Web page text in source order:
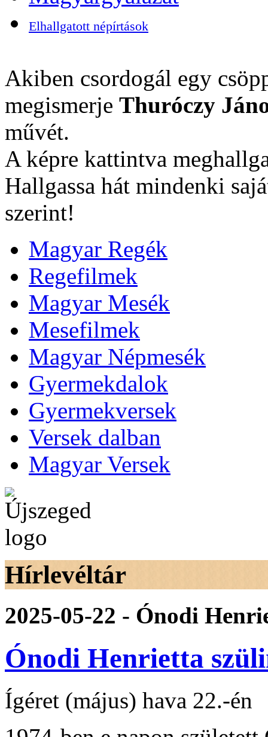
Elhallgatott népírtások
Akiben csordogál egy
megismerje Thuróczy
művét.
A képre kattintva
Hallgassa hát mindenki
szerint!
Magyar Regék
Regefilmek
Magyar Mesék
Mesefilmek
Magyar Népmesék
Gyermekdalok
Gyermekversek
Versek dalban
Magyar Versek
Hírlevéltár
2025-05-22 - Ónodi
Ónodi Henrietta
Ígéret (május) hava 22.-én